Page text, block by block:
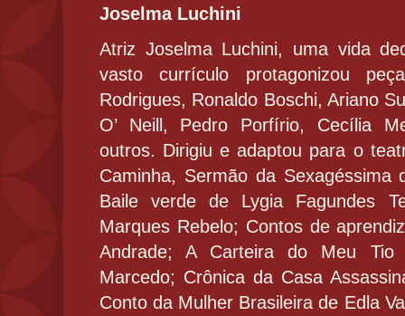
Joselma Luchini
Atriz Joselma Luchini, uma vida
vasto currículo protagonizou
Rodrigues, Ronaldo Boschi, Ariano
O’ Neill, Pedro Porfírio, Cecília
outros. Dirigiu e adaptou para o
Caminha, Sermão da Sexagéssima
Baile verde de Lygia Fagundes
Marques Rebelo; Contos de
Andrade; A Carteira do Meu Tio
Marcedo; Crônica da Casa
Conto da Mulher Brasileira de Edla